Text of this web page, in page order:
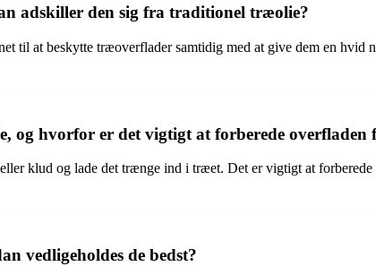
adskiller den sig fra traditionel træolie?
til at beskytte træoverflader samtidig med at give dem en
og hvorfor er det vigtigt at forberede overfladen
klud og lade det trænge ind i træet. Det er vigtigt at
vedligeholdes de bedst?